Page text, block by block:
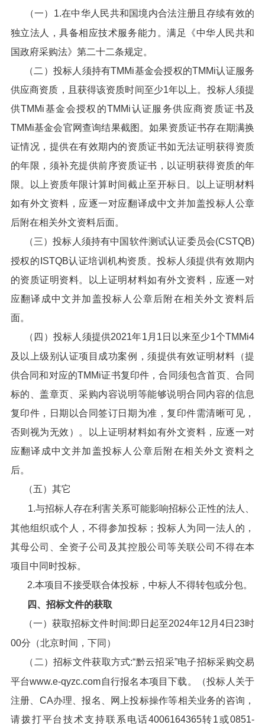
（一）1.在中华人民共和国境内合法注册且存续有效的
独立法人，具备相应技术服务能力。满足《中华人民共和
国政府采购法》第二十二条规定。
（二）投标人须持有TMMi基金会授权的TMMi认证服务
供应商资质，且获得该资质时间至少1年以上。投标人须提
供TMMi基金会授权的TMMi认证服务供应商资质证书及
TMMi基金会官网查询结果截图。如果资质证书存在期满换
证情况，提供在有效期内的资质证书如无法证明获得资质
的年限，须补充提供前序资质证书，以证明获得资质的年
限。以上资质年限计算时间截止至开标日。以上证明材料
如有外文资料，应逐一对应翻译成中文并加盖投标人公章
后附在相关外文资料后面。
（三）投标人须持有中国软件测试认证委员会(CSTQB)
授权的ISTQB认证培训机构资质。投标人须提供有效期内
的资质证明资料。以上证明材料如有外文资料，应逐一对
应翻译成中文并加盖投标人公章后附在相关外文资料后
面。
（四）投标人须提供2021年1月1日以来至少1个TMMi4
及以上级别认证项目成功案例，须提供有效证明材料（提
供合同和对应的TMMi证书复印件，合同须包含首页、合同
标的、盖章页、采购内容说明等能够说明合同内容的信息
复印件，日期以合同签订日期为准，复印件需清晰可见，
否则视为无效）。以上证明材料如有外文资料，应逐一对
应翻译成中文并加盖投标人公章后附在相关外文资料之
后。
（五）其它
1.与招标人存在利害关系可能影响招标公正性的法人、
其他组织或个人，不得参加投标；投标人为同一法人的，
其母公司、全资子公司及其控股公司等关联公司不得在本
项目中同时投标。
2.本项目不接受联合体投标，中标人不得转包或分包。
四、招标文件的获取
（一）获取招标文件时间:即日起至2024年12月4日23时
00分（北京时间，下同）
（二）招标文件获取方式:“黔云招采”电子招标采购交易
平台www.e-qyzc.com自行报名本项目下载。（投标人关于
注册、CA办理、报名、网上投标操作等相关业务的咨询，
请拨打平台技术支持联系电话4006164365转1或0851-